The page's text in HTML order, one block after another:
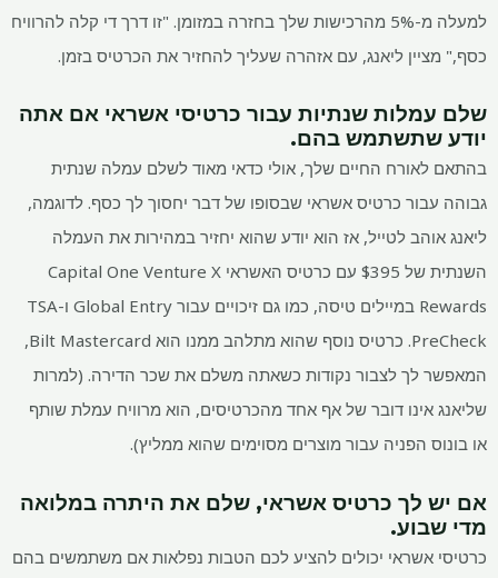
למעלה מ-5% מהרכישות שלך בחזרה במזומן. "זו דרך די קלה להרוויח
כסף," מציין ליאנג, עם אזהרה שעליך להחזיר את הכרטיס בזמן.
שלם עמלות שנתיות עבור כרטיסי אשראי אם אתה
יודע שתשתמש בהם.
בהתאם לאורח החיים שלך, אולי כדאי מאוד לשלם עמלה שנתית
גבוהה עבור כרטיס אשראי שבסופו של דבר יחסוך לך כסף. לדוגמה,
ליאנג אוהב לטייל, אז הוא יודע שהוא יחזיר במהירות את העמלה
השנתית של $395 עם כרטיס האשראי Capital One Venture X
Rewards במיילים טיסה, כמו גם זיכויים עבור Global Entry ו-TSA
PreCheck. כרטיס נוסף שהוא מתלהב ממנו הוא Bilt Mastercard,
המאפשר לך לצבור נקודות כשאתה משלם את שכר הדירה. (למרות
שליאנג אינו דובר של אף אחד מהכרטיסים, הוא מרוויח עמלת שותף
או בונוס הפניה עבור מוצרים מסוימים שהוא ממליץ).
אם יש לך כרטיס אשראי, שלם את היתרה במלואה
מדי שבוע.
כרטיסי אשראי יכולים להציע לכם הטבות נפלאות אם משתמשים בהם